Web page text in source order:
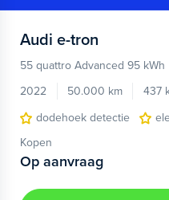
Audi e-tron
55 quattro Advanced 95 kWh
2022
50.000 km 437
dodehoek detectie
Kopen
Op aanvraag